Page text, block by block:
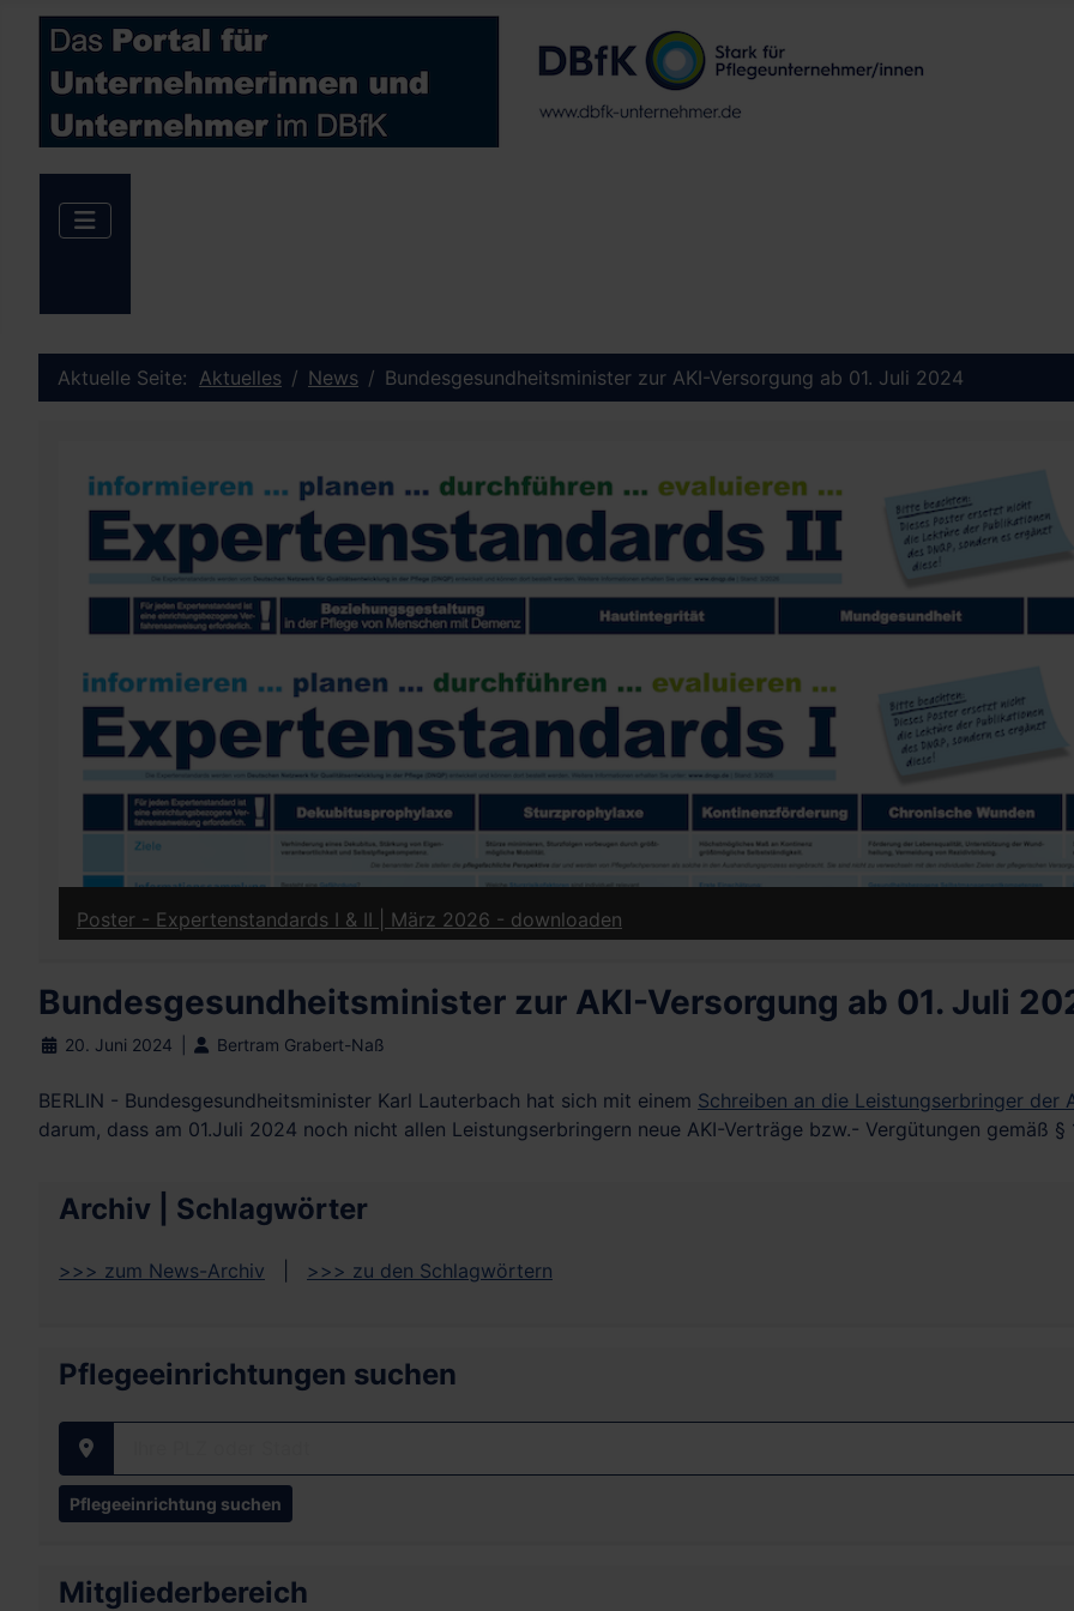
Aktuelle Seite: Aktuelles News Bundesgesundheitsminister zur AKI-Versorgung ab 01. Juli 2024
Poster / Infoblatt - Leistungen der Pflegeversicherung | ab 01. Januar 2026 - downloaden
Bundesgesundheitsminister zur AKI-Versorgung ab 01. Juli
20. Juni 2024 Bertram Grabert-Naß
BERLIN - Bundesgesundheitsminister Karl Lauterbach hat sich mit einem Schreiben an die Leistungserbringer der
darum, dass am 01.Juli 2024 noch nicht allen Leistungserbringern neue AKI-Verträge bzw.- Vergütungen gemäß §
Archiv | Schlagwörter
>>> zum News-Archiv >>> zu den Schlagwörtern
Pflegeeinrichtungen suchen
Ihre PLZ oder Stadt
Mitgliederbereich